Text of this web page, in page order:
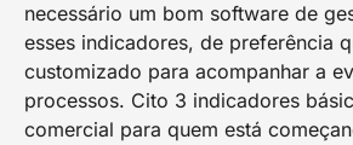
necessário um bom software de
esses indicadores, de preferência
customizado para acompanhar a
processos. Cito 3 indicadores
comercial para quem está